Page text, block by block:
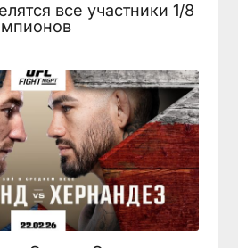
все участники 1/8